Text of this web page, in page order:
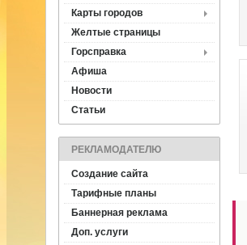
Карты городов
Желтые страницы
Горсправка
Афиша
Новости
Статьи
РЕКЛАМОДАТЕЛЮ
Создание сайта
Тарифные планы
Баннерная реклама
Доп. услуги